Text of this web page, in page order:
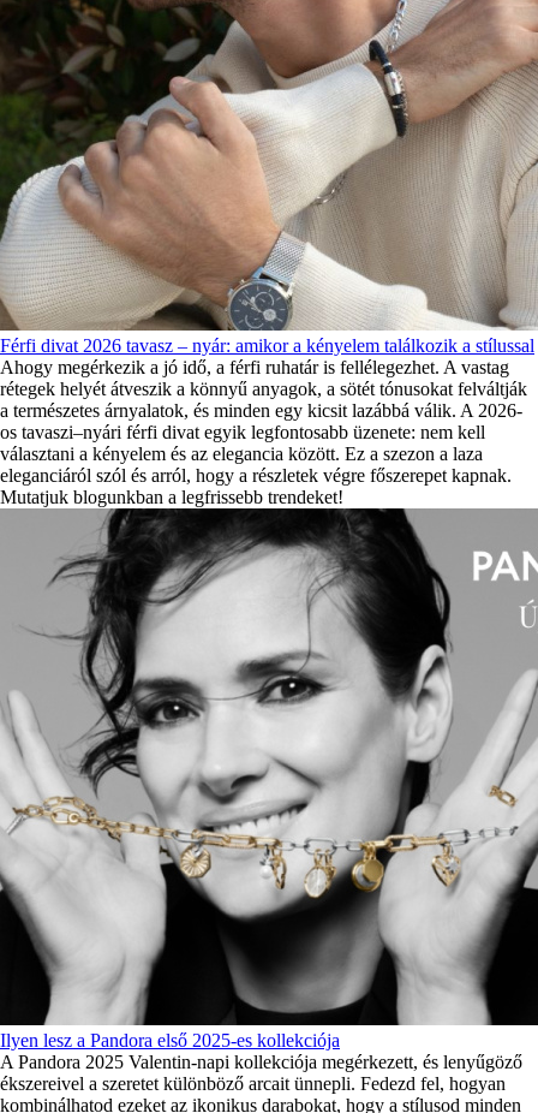
Férfi divat 2026 tavasz – nyár: amikor a kényelem találkozik a stílussal
Ahogy megérkezik a jó idő, a férfi ruhatár is fellélegezhet. A vastag
rétegek helyét átveszik a könnyű anyagok, a sötét tónusokat felváltják
a természetes árnyalatok, és minden egy kicsit lazábbá válik. A 2026-
os tavaszi–nyári férfi divat egyik legfontosabb üzenete: nem kell
választani a kényelem és az elegancia között. Ez a szezon a laza
eleganciáról szól és arról, hogy a részletek végre főszerepet kapnak.
Mutatjuk blogunkban a legfrissebb trendeket!
Ilyen lesz a Pandora első 2025-es kollekciója
A Pandora 2025 Valentin-napi kollekciója megérkezett, és lenyűgöző
ékszereivel a szeretet különböző arcait ünnepli. Fedezd fel, hogyan
kombinálhatod ezeket az ikonikus darabokat, hogy a stílusod minden